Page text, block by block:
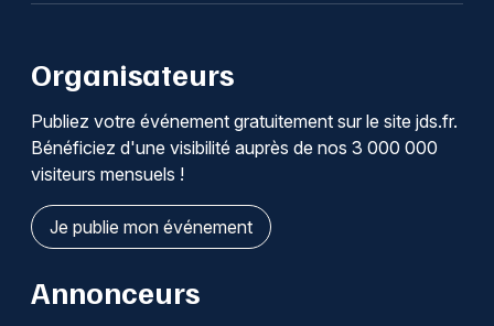
Organisateurs
Publiez votre événement gratuitement sur le site jds.fr.
Bénéficiez d'une visibilité auprès de nos 3 000 000
visiteurs mensuels !
Je publie mon événement
Annonceurs